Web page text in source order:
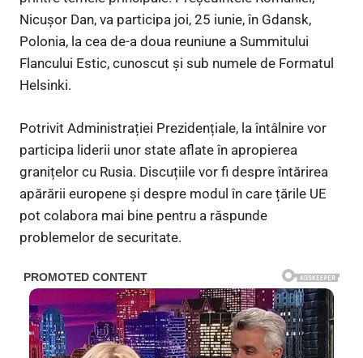
Nicușor Dan, va participa joi, 25 iunie, în Gdansk,
Polonia, la cea de-a doua reuniune a Summitului
Flancului Estic, cunoscut și sub numele de Formatul
Helsinki.
Potrivit Administrației Prezidențiale, la întâlnire vor
participa liderii unor state aflate în apropierea
granițelor cu Rusia. Discuțiile vor fi despre întărirea
apărării europene și despre modul în care țările UE
pot colabora mai bine pentru a răspunde
problemelor de securitate.